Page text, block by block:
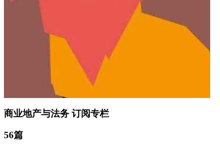
商业地产与法务 订阅专栏
56篇